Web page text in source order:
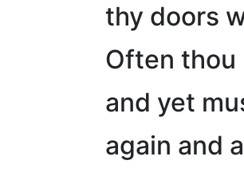
thy doors
Often thou
and yet
again and